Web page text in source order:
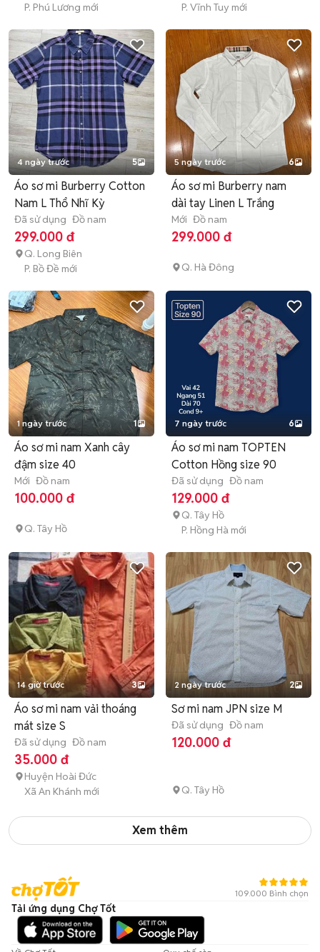
P. Phú Lương mới
P. Vĩnh Tuy mới
4 ngày trước 5
Áo sơ mi Burberry Cotton
Nam L Thổ Nhĩ Kỳ
Đã sử dụng Đồ nam
299.000 đ
Q. Long Biên
P. Bồ Đề mới
5 ngày trước 6
Áo sơ mi Burberry nam
dài tay Linen L Trắng
Mới Đồ nam
299.000 đ
Q. Hà Đông
1 ngày trước 1
Áo sơ mi nam Xanh cây
đậm size 40
Mới Đồ nam
100.000 đ
Q. Tây Hồ
7 ngày trước 6
Áo sơ mi nam TOPTEN
Cotton Hồng size 90
Đã sử dụng Đồ nam
129.000 đ
Q. Tây Hồ
P. Hồng Hà mới
14 giờ trước 3
Áo sơ mi nam vải thoáng
mát size S
Đã sử dụng Đồ nam
35.000 đ
Huyện Hoài Đức
Xã An Khánh mới
2 ngày trước 2
Sơ mi nam JPN size M
Đã sử dụng Đồ nam
120.000 đ
Q. Tây Hồ
Xem thêm
109.000 Bình chọn
Tải ứng dụng Chợ Tốt